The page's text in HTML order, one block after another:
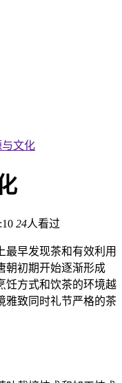
文化
24人看过
最早发现茶和有效利用
朝初期开始逐渐形成
饪方式和饮茶的环境越
雅致同时礼节严格的茶